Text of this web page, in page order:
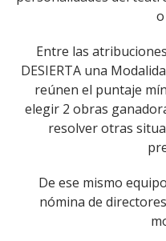
Entre las
DESIERTA una
reúnen el puntaje
elegir 2 obras
resolver otras
De ese mismo
nómina de